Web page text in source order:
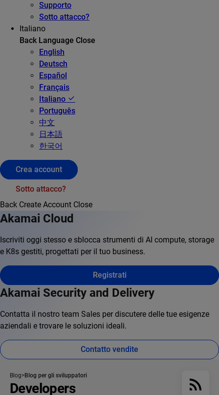
Supporto
Sotto attacco?
Italiano
Back Language Close
English
Deutsch
Español
Français
Italiano
Português
中文
日本語
한국어
Crea account
Sotto attacco?
Back Create Account Close
Akamai Cloud
Iscriviti oggi stesso e sblocca strumenti di AI compute, storage
e K8s gestiti, progettati per il tuo business.
Registrati
Akamai Security and Delivery
Contatta il nostro team Sales per discutere delle tue esigenze
aziendali e trovare le soluzioni ideali.
Contatto vendite
Blog Blog per gli sviluppatori
Developers